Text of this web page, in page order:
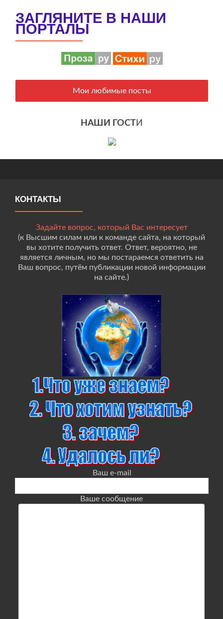
ЗАГЛЯНИТЕ В НАШИ
ПОРТАЛЫ
Мои любимые посты
НАШИ ГОСТИ
КОНТАКТЫ
Задайте вопрос, который Вас интересует
(к Высшим силам или к команде сайта, на который
вы хотите получить ответ. Ответ, вероятно, не
является личным, но мы постараемся ответить на
Ваш вопрос, путём публикации новой информации
на сайте.)
Ваш e-mail
Ваше сообщение